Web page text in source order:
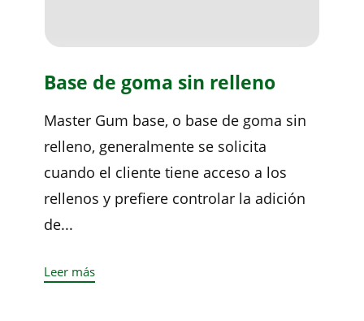
Base de goma sin relleno
Master Gum base, o base de goma sin
relleno, generalmente se solicita
cuando el cliente tiene acceso a los
rellenos y prefiere controlar la adición
de...
Leer más